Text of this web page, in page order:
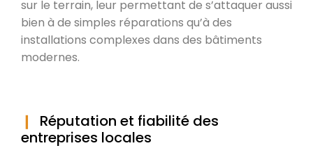
sur le terrain, leur permettant de s’attaquer aussi
bien à de simples réparations qu’à des
installations complexes dans des bâtiments
modernes.
Réputation et fiabilité des
entreprises locales